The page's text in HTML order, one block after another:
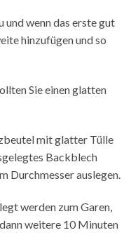
und wenn das erste gut
hinzufügen und so
Sie einen glatten
mit glatter Tülle
Backblech
Durchmesser auslegen.
werden zum Garen,
weitere 10 Minuten